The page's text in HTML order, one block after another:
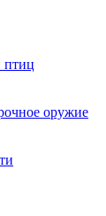
птиц
оружие